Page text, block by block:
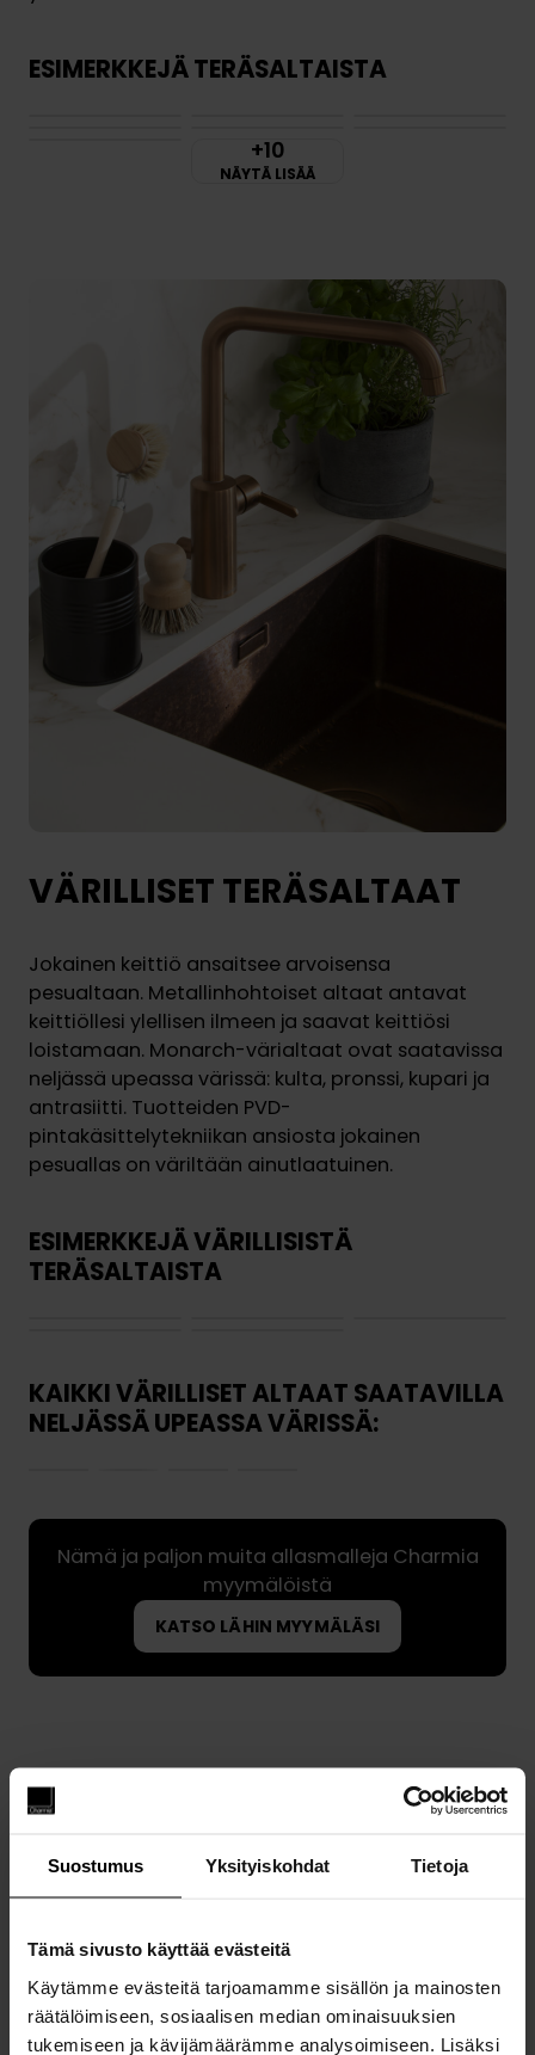
Suostumus Yksityiskohdat Tietoja
Tämä sivusto käyttää evästeitä
Käytämme evästeitä tarjoamamme sisällön ja mainosten
räätälöimiseen, sosiaalisen median ominaisuuksien
tukemiseen ja kävijämäärämme analysoimiseen. Lisäksi
ESIMERKKEJÄ TERÄSALTAISTA
+10
NÄYTÄ LISÄÄ
VÄRILLISET TERÄSALTAAT
Jokainen keittiö ansaitsee arvoisensa
pesualtaan. Metallinhohtoiset altaat antavat
keittiöllesi ylellisen ilmeen ja saavat keittiösi
loistamaan. Monarch-värialtaat ovat saatavissa
neljässä upeassa värissä: kulta, pronssi, kupari ja
antrasiitti. Tuotteiden PVD-
pintakäsittelytekniikan ansiosta jokainen
pesuallas on väriltään ainutlaatuinen.
ESIMERKKEJÄ VÄRILLISISTÄ
TERÄSALTAISTA
KAIKKI VÄRILLISET ALTAAT SAATAVILLA
NELJÄSSÄ UPEASSA VÄRISSÄ:
Nämä ja paljon muita allasmalleja Charmia
myymälöistä
KATSO LÄHIN MYYMÄLÄSI